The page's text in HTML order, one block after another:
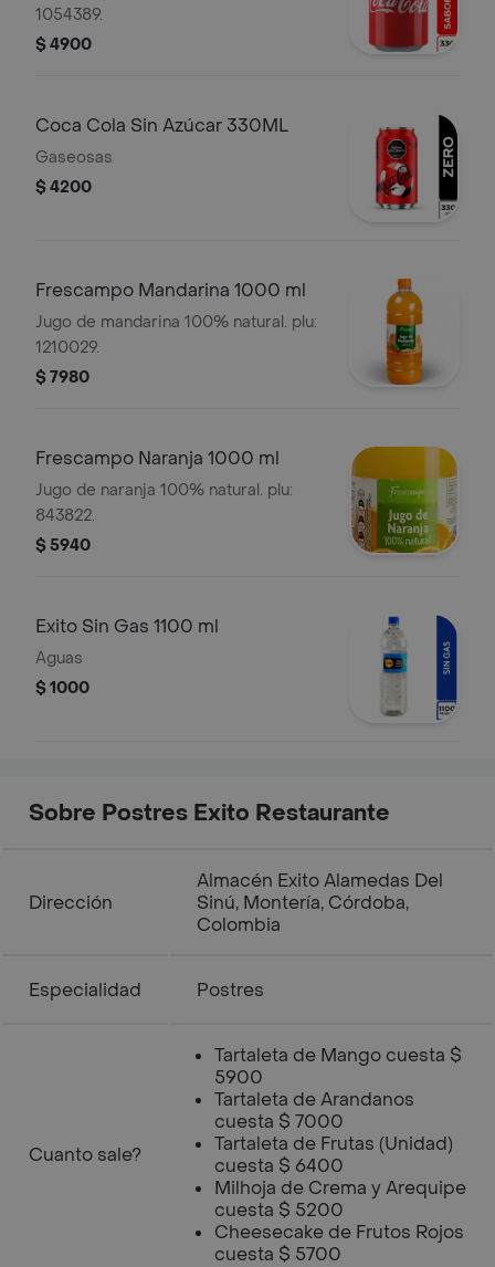
1054389.
$ 4900
Coca Cola Sin Azúcar 330ML
Gaseosas
$ 4200
Frescampo Mandarina 1000 ml
Jugo de mandarina 100% natural. plu:
1210029.
$ 7980
Frescampo Naranja 1000 ml
Jugo de naranja 100% natural. plu:
843822.
$ 5940
Exito Sin Gas 1100 ml
Aguas
$ 1000
Sobre Postres Exito Restaurante
Dirección
Almacén Exito Alamedas Del
Sinú, Montería, Córdoba,
Colombia
Especialidad Postres
Cuanto sale?
Tartaleta de Mango cuesta $
5900
Tartaleta de Arandanos
cuesta $ 7000
Tartaleta de Frutas (Unidad)
cuesta $ 6400
Milhoja de Crema y Arequipe
cuesta $ 5200
Cheesecake de Frutos Rojos
cuesta $ 5700